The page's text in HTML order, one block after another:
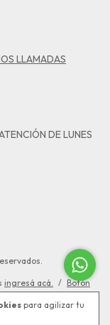
para agilizar tu
LLAMADAS
DE LUNES
ingresá acá. / Botón